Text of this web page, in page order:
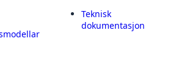
Teknisk
dokumentasjon